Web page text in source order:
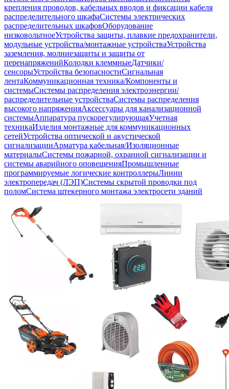
крепления проводов, кабельных вводов и фиксации кабеля
распределительного шкафаСистемы электрических
распределительных шкафовОборудование
низковольтноеУстройства защиты, плавкие предохранители,
модульные устройства/монтажные устройстваУстройства
заземления, молниезащиты и защиты от
перенапряженийКолодки клеммныеДатчики/
сенсорыУстройства безопасностиСигнальная
лентаКоммуникационная техника/Компоненты и
системыСистемы распределения электроэнергии/
распределительные устройстваСистемы распределения
высокого напряженияАксессуары для канализационной
системыАппаратура пускорегулирующаяУчетная
техникаИзделия монтажные для коммуникационных
сетейУстройства оптической и акустической
сигнализацииАрматура кабельная/Изоляционные
материалыСистемы пожарной, охранной сигнализации и
системы аварийного оповещенияПромышленные
программируемые логические контроллерыЛинии
электропередач (ЛЭП)Системы скрытой проводки под
поломСистема штекерного монтажа электросети зданий